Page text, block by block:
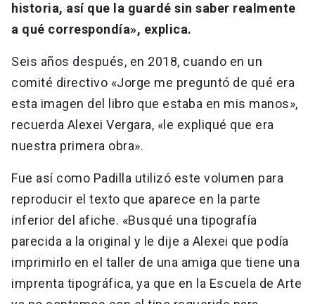
historia, así que la guardé sin saber realmente
a qué correspondía», explica.
Seis años después, en 2018, cuando en un
comité directivo «Jorge me preguntó de qué era
esta imagen del libro que estaba en mis manos»,
recuerda Alexei Vergara, «le expliqué que era
nuestra primera obra».
Fue así como Padilla utilizó este volumen para
reproducir el texto que aparece en la parte
inferior del afiche. «Busqué una tipografía
parecida a la original y le dije a Alexei que podía
imprimirlo en el taller de una amiga que tiene una
imprenta tipográfica, ya que en la Escuela de Arte